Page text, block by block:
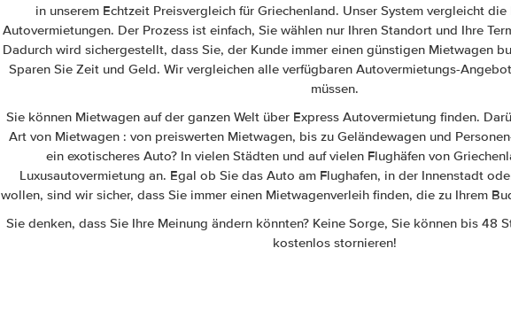
in unserem Echtzeit Preisvergleich für Griechenland. Unser System vergleicht
Autovermietungen. Der Prozess ist einfach, Sie wählen nur Ihren Standort und Ihre
Dadurch wird sichergestellt, dass Sie, der Kunde immer einen günstigen Mietwagen
Sparen Sie Zeit und Geld. Wir vergleichen alle verfügbaren Autovermietungs-
müssen.
Sie können Mietwagen auf der ganzen Welt über Express Autovermietung finden.
Art von Mietwagen : von preiswerten Mietwagen, bis zu Geländewagen und
ein exotischeres Auto? In vielen Städten und auf vielen Flughäfen von
Luxusautovermietung an. Egal ob Sie das Auto am Flughafen, in der Innenstadt
wollen, sind wir sicher, dass Sie immer einen Mietwagenverleih finden, die zu Ihrem
Sie denken, dass Sie Ihre Meinung ändern könnten? Keine Sorge, Sie können bis 48
kostenlos stornieren!